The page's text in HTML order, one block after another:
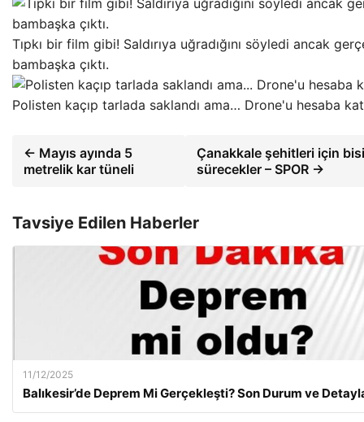
Tıpkı bir film gibi! Saldırıya uğradığını söyledi ancak
bambaşka çıktı.
Polisten kaçıp tarlada saklandı ama… Drone'u hesaba
← Mayıs ayında 5
metrelik kar tüneli
Çanakkale şehitleri için
sürecekler – SPOR →
Tavsiye Edilen Haberler
11/12/2025
Balıkesir’de Deprem Mi Gerçekleşti? Son Durum ve